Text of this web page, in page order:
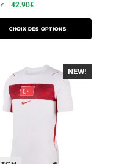
€ 42.90€
Choix des options
-40%
NEW!